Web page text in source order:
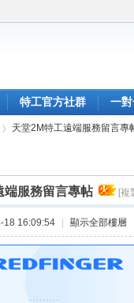
特工官方社群 一
天堂2M特工遠端服務留言專
端服務留言專帖 [複
18 16:09:54 顯示全部樓層